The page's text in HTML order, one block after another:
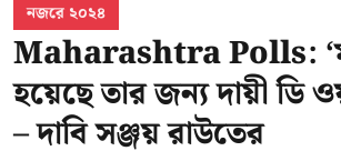
নজরে ২০২৪
Maharashtra Polls:
হয়েছে তার জন্য দায়ী ডি
– দাবি সঞ্জয় রাউতের